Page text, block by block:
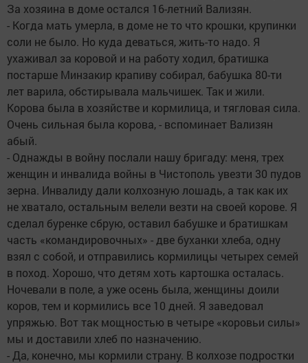
За хозяина в доме остался 16-летний Вализян.
- Когда мать умерла, в доме не то что крошки, крупинки
соли не было. Но куда деваться, жить-то надо. Я
ухаживал за коровой и на работу ходил, братишка
постарше Минзакир крапиву собирал, бабушка 80-ти
лет варила, обстирывала мальчишек. Так и жили.
Корова была в хозяйстве и кормилица, и тягловая сила.
Очень сильная была корова, - вспоминает Вализян
абый.
- Однажды в войну послали нашу бригаду: меня, трех
женщин и инвалида войны в Чистополь увезти 30 пудов
зерна. Инвалиду дали колхозную лошадь, а так как их
не хватало, остальным велели везти на своей корове. Я
сделал буренке сбрую, оставил бабушке и братишкам
часть «командировочных» - две буханки хлеба, одну
взял с собой, и отправились кормилицы четырех семей
в поход. Хорошо, что детям хоть картошка осталась.
Ночевали в поле, а уже осень была, женщины доили
коров, тем и кормились все 10 дней. Я заведовал
упряжью. Вот так мощностью в четыре «коровьи силы»
мы и доставили хлеб по назначению.
- Да, конечно, мы кормили страну. В колхозе подростки